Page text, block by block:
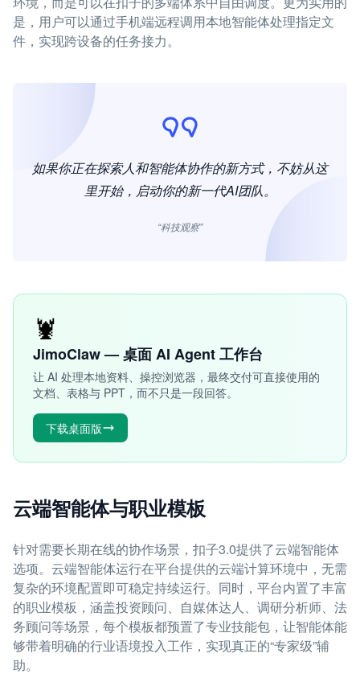
是，用户可以通过手机端远程调用本地智能体处理指定文
件，实现跨设备的任务接力。
如果你正在探索人和智能体协作的新方式，不妨从这
里开始，启动你的新一代AI团队。
“科技观察”
🦞
JimoClaw — 桌面 AI Agent 工作台
让 AI 处理本地资料、操控浏览器，最终交付可直接使用的
文档、表格与 PPT，而不只是一段回答。
下载桌面版
云端智能体与职业模板
针对需要长期在线的协作场景，扣子3.0提供了云端智能体
选项。云端智能体运行在平台提供的云端计算环境中，无需
复杂的环境配置即可稳定持续运行。同时，平台内置了丰富
的职业模板，涵盖投资顾问、自媒体达人、调研分析师、法
务顾问等场景，每个模板都预置了专业技能包，让智能体能
够带着明确的行业语境投入工作，实现真正的“专家级”辅
助。